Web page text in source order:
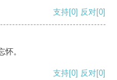
支持[0] 反对[0]
。
支持[0] 反对[0]